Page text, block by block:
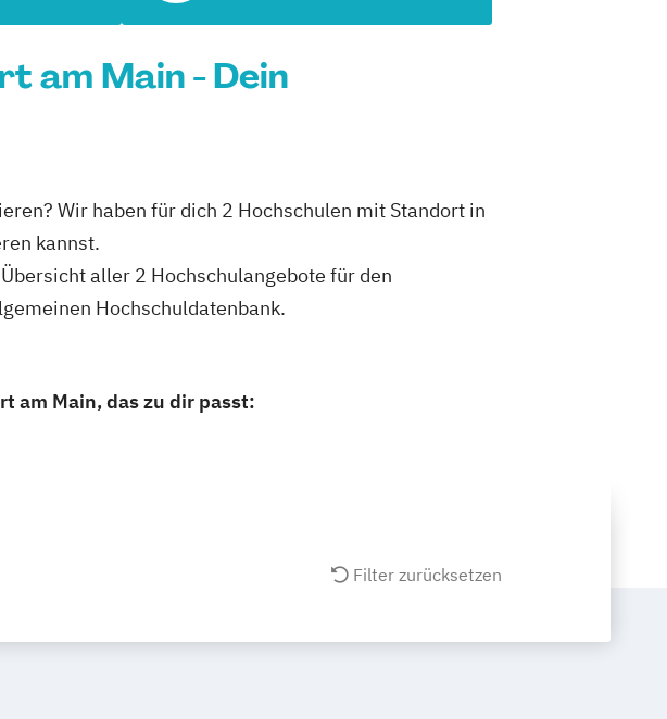
am Main - Dein
Wir haben für dich 2 Hochschulen mit Standort in
kannst.
aller 2 Hochschulangebote für den
Hochschuldatenbank.
am Main, das zu dir passt:
Filter zurücksetzen